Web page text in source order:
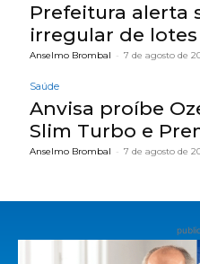
Prefeitura alerta
irregular de
Anselmo Brombal - 7 de agosto de
Saúde
Anvisa proíbe
Slim Turbo e
Anselmo Brombal - 7 de agosto de